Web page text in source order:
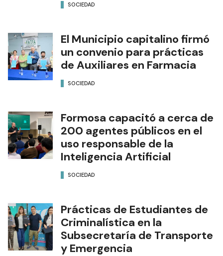
SOCIEDAD
El Municipio capitalino firmó
un convenio para prácticas
de Auxiliares en Farmacia
SOCIEDAD
Formosa capacitó a cerca de
200 agentes públicos en el
uso responsable de la
Inteligencia Artificial
SOCIEDAD
Prácticas de Estudiantes de
Criminalística en la
Subsecretaría de Transporte
y Emergencia